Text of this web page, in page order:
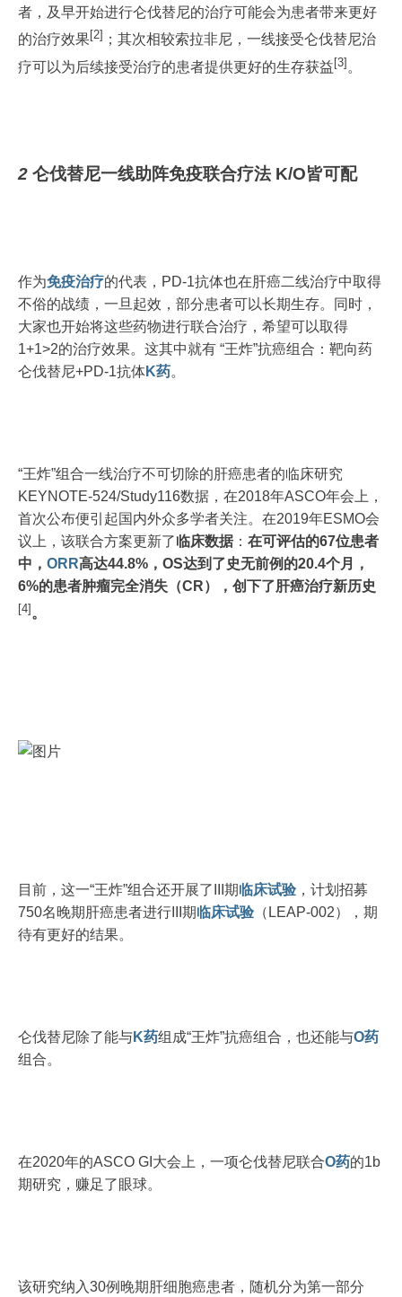
者，及早开始进行仑伐替尼的治疗可能会为患者带来更好
的治疗效果[2] ；其次相较索拉非尼，一线接受仑伐替尼治
疗可以为后续接受治疗的患者提供更好的生存获益[3] 。
2 仑伐替尼一线助阵免疫联合疗法 K/O皆可配
作为免疫治疗的代表，PD-1抗体也在肝癌二线治疗中取得
不俗的战绩，一旦起效，部分患者可以长期生存。同时，
大家也开始将这些药物进行联合治疗，希望可以取得
1+1>2的治疗效果。这其中就有 “王炸”抗癌组合：靶向药
仑伐替尼+PD-1抗体K药。
“王炸”组合一线治疗不可切除的肝癌患者的临床研究
KEYNOTE-524/Study116数据，在2018年ASCO年会上，
首次公布便引起国内外众多学者关注。在2019年ESMO会
议上，该联合方案更新了临床数据： 在可评估的67位患者
中， ORR高达44.8%，OS达到了史无前例的20.4个月，
6%的患者肿瘤完全消失（CR），创下了肝癌治疗新历史
[4] 。
目前，这一“王炸”组合还开展了III期临床试验 ，计划招募
750名晚期肝癌患者进行III期临床试验 （LEAP-002），期
待有更好的结果。
仑伐替尼除了能与K药组成“王炸”抗癌组合，也还能与O药
组合。
在2020年的ASCO GI大会上，一项仑伐替尼联合O药的1b
期研究，赚足了眼球。
该研究纳入30例晚期肝细胞癌患者，随机分为第一部分